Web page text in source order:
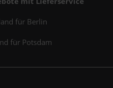
für Berlin
für Potsdam